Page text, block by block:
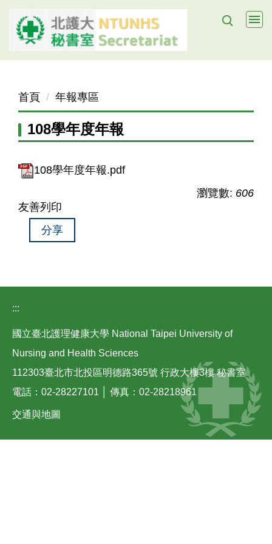
跳
到
要
首頁 年報專區
108學年度年報
108學年度年報.pdf
瀏覽數: 606
友善列印
分享
:::
國立臺北護理健康大學 National Taipei University of
Nursing and Health Sciences
112303臺北市北投區明德路365號 行政大樓3樓 秘書室
電話：02-28227101 │ 傳真：02-28218961
交通與地圖